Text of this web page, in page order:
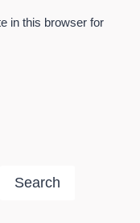
in this browser for
Search